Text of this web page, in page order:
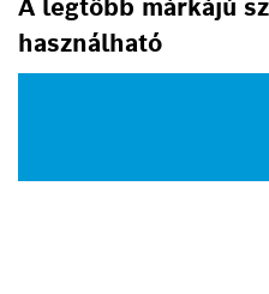
A legtöbb márkájú
használható